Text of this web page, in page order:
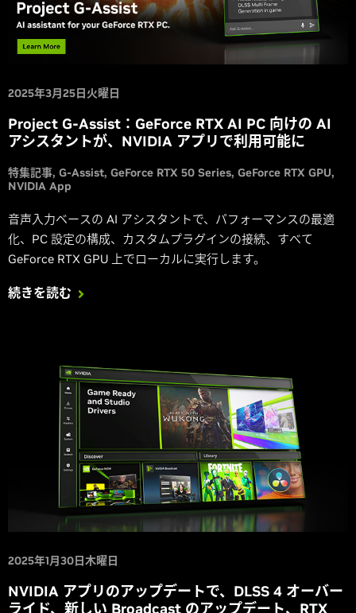
2025年3月25日火曜日
Project G-Assist：GeForce RTX AI PC 向けの AI
アシスタントが、NVIDIA アプリで利用可能に
特集記事 G-Assist GeForce RTX 50 Series GeForce RTX GPU
NVIDIA App
音声入力ベースの AI アシスタントで、パフォーマンスの最適
化、PC 設定の構成、カスタムプラグインの接続、すべて
GeForce RTX GPU 上でローカルに実行します。
続きを読む
2025年1月30日木曜日
NVIDIA アプリのアップデートで、DLSS 4 オーバー
ライド、新しい Broadcast のアップデート、RTX